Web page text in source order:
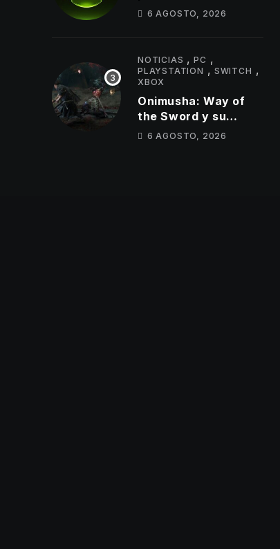
6 AGOSTO, 2026
NOTICIAS ,PC ,
PLAYSTATION , SWITCH ,
XBOX
Onimusha: Way of
the Sword y su
«mundo
6 AGOSTO, 2026